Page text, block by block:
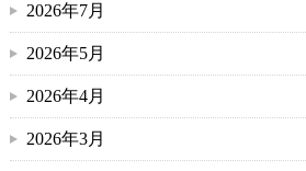
2026年7月
2026年5月
2026年4月
2026年3月